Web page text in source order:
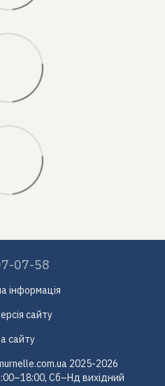
07-58
інформація
сайту
сайту
2025-2026
Сб–Нд вихідний